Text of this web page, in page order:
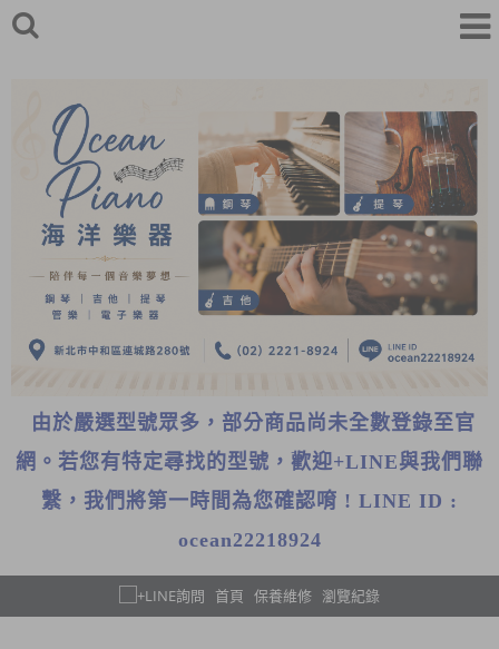
由於嚴選型號眾多，部分商品尚未全數登錄至官
網。若您有特定尋找的型號，歡迎+LINE與我們聯
繫，我們將第一時間為您確認唷 ! LINE ID :
ocean22218924
首頁 保養維修 瀏覽紀錄